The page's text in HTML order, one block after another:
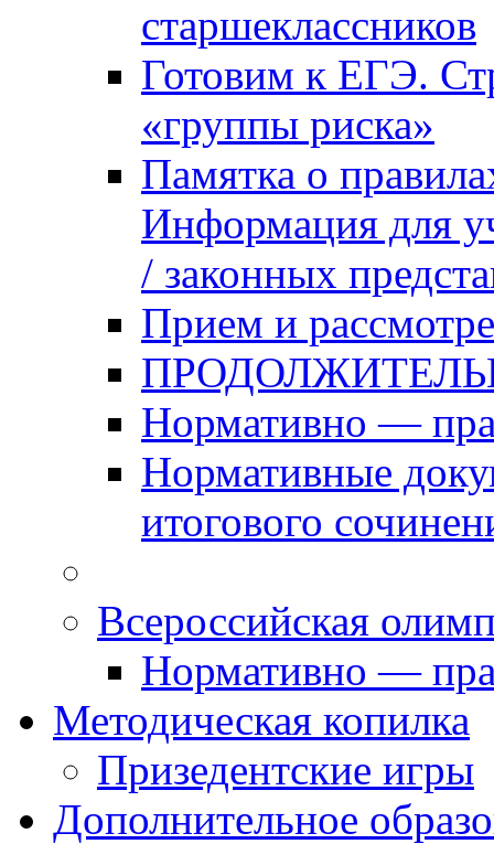
старшеклассников
Готовим к ЕГЭ.
«группы риска»
Памятка о
Информация для
/ законных
Прием и
Нормативно —
Нормативные
итогового
Всероссийская
Нормативно —
Методическая копилка
Призедентские игры
Дополнительное